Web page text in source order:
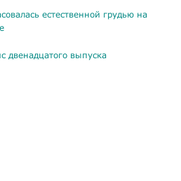
естественной грудью на
двенадцатого выпуска